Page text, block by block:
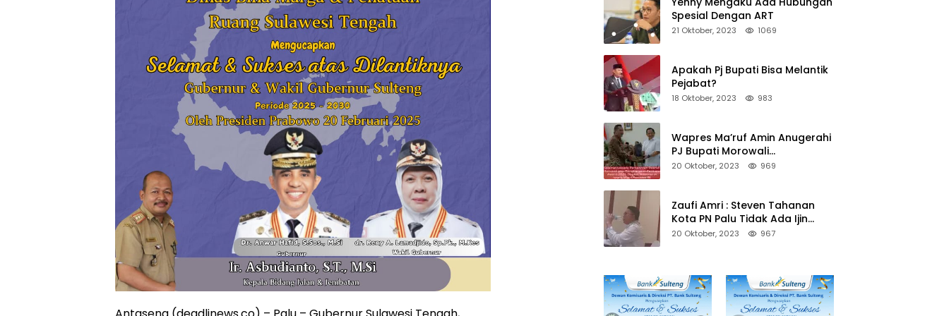
Spesial Dengan ART
21 Oktober, 2023 1069
Apakah Pj Bupati Bisa Melantik
Pejabat?
18 Oktober, 2023 983
Wapres Ma’ruf Amin Anugerahi
PJ Bupati Morowali
Penghargaan Paritrana Award
20 Oktober, 2023 969
Zaufi Amri : Steven Tahanan
Kota PN Palu Tidak Ada Ijin
Keluar Kota
20 Oktober, 2023 967